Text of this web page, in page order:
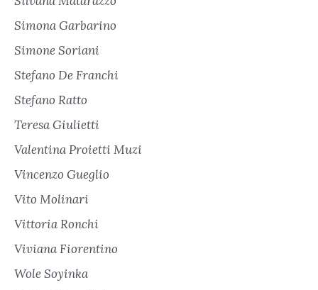
Simona Garbarino
Simone Soriani
Stefano De Franchi
Stefano Ratto
Teresa Giulietti
Valentina Proietti Muzi
Vincenzo Gueglio
Vito Molinari
Vittoria Ronchi
Viviana Fiorentino
Wole Soyinka